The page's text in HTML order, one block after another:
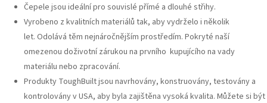
Čepele jsou ideální pro souvislé přímé a dlouhé střihy.
Vyrobeno z kvalitních materiálů tak, aby vydrželo i několik
let. Odolává těm nejnáročnějším prostředím. Pokryté naší
omezenou doživotní zárukou na prvního kupujícího na vady
materiálu nebo zpracování.
Produkty ToughBuilt jsou navrhovány, konstruovány, testovány a
kontrolovány v USA, aby byla zajištěna vysoká kvalita. Můžete si být